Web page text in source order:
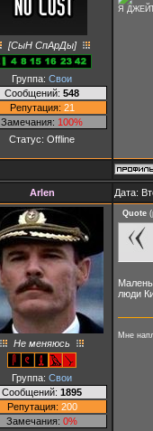
[СыН СпАрДы]
Группа: Свои
Сообщений: 548
Репутация: 21
Замечания: 100%
Статус: Offline
Я
Arlen Дата:
Не меняюсь
Группа: Свои
Сообщений: 1895
Репутация: 200
Замечания: 0%
Quote (
люди
Мне